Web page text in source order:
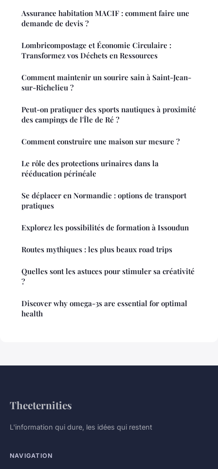
Assurance habitation MACIF : comment faire une
demande de devis ?
Lombricompostage et Économie Circulaire :
Transformez vos Déchets en Ressources
Comment maintenir un sourire sain à Saint-Jean-
sur-Richelieu ?
Peut-on pratiquer des sports nautiques à proximité
des campings de l'Île de Ré ?
Comment construire une maison sur mesure ?
Le rôle des protections urinaires dans la
rééducation périnéale
Se déplacer en Normandie : options de transport
pratiques
Explorez les possibilités de formation à Issoudun
Routes mythiques : les plus beaux road trips
Quelles sont les astuces pour stimuler sa créativité
?
Discover why omega-3s are essential for optimal
health
Theeternities
L'information qui dure, les idées qui restent
NAVIGATION